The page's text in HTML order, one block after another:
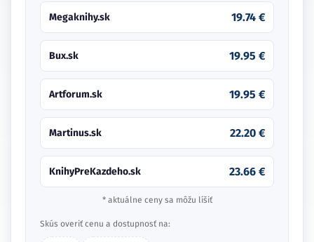
Megaknihy.sk 19.74 €
Bux.sk 19.95 €
Artforum.sk 19.95 €
Martinus.sk 22.20 €
KnihyPreKazdeho.sk 23.66 €
* aktuálne ceny sa môžu líšiť
Skús overiť cenu a dostupnosť na: